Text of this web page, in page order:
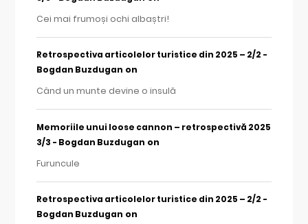
Cei mai frumoși ochi albaștri!
Retrospectiva articolelor turistice din 2025 – 2/2 -
Bogdan Buzdugan on
Când un munte devine o insulă
Memoriile unui loose cannon – retrospectivă 2025
3/3 - Bogdan Buzdugan on
Furuncule
Retrospectiva articolelor turistice din 2025 – 2/2 -
Bogdan Buzdugan on